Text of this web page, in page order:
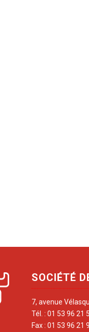
SOCIÉTÉ
7, avenue
Tél. : 01 53 96 21
Fax : 01 53 96 21